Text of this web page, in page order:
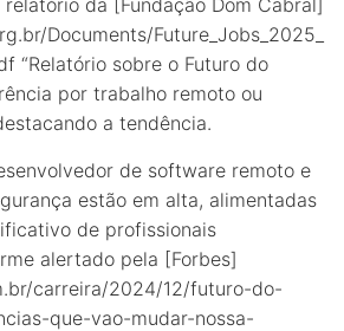
da [Fundação Dom Cabral]
Documents/Future_Jobs_2025_
“Relatório sobre o Futuro do
por trabalho remoto ou
a tendência.
de software remoto e
estão em alta, alimentadas
de profissionais
alertado pela [Forbes]
carreira/2024/12/futuro-do-
que-vao-mudar-nossa-